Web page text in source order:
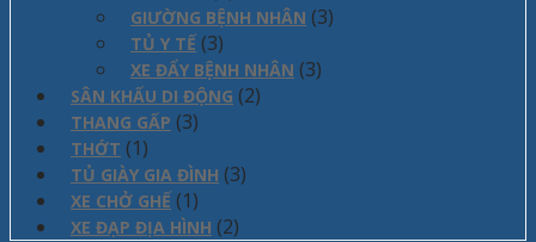
GIƯỜNG BỆNH NHÂN (3)
TỦ Y TẾ (3)
XE ĐẨY BỆNH NHÂN (3)
SÂN KHẤU DI ĐỘNG (2)
THANG GẤP (3)
THỚT (1)
TỦ GIÀY GIA ĐÌNH (3)
XE CHỞ GHẾ (1)
XE ĐẠP ĐỊA HÌNH (2)